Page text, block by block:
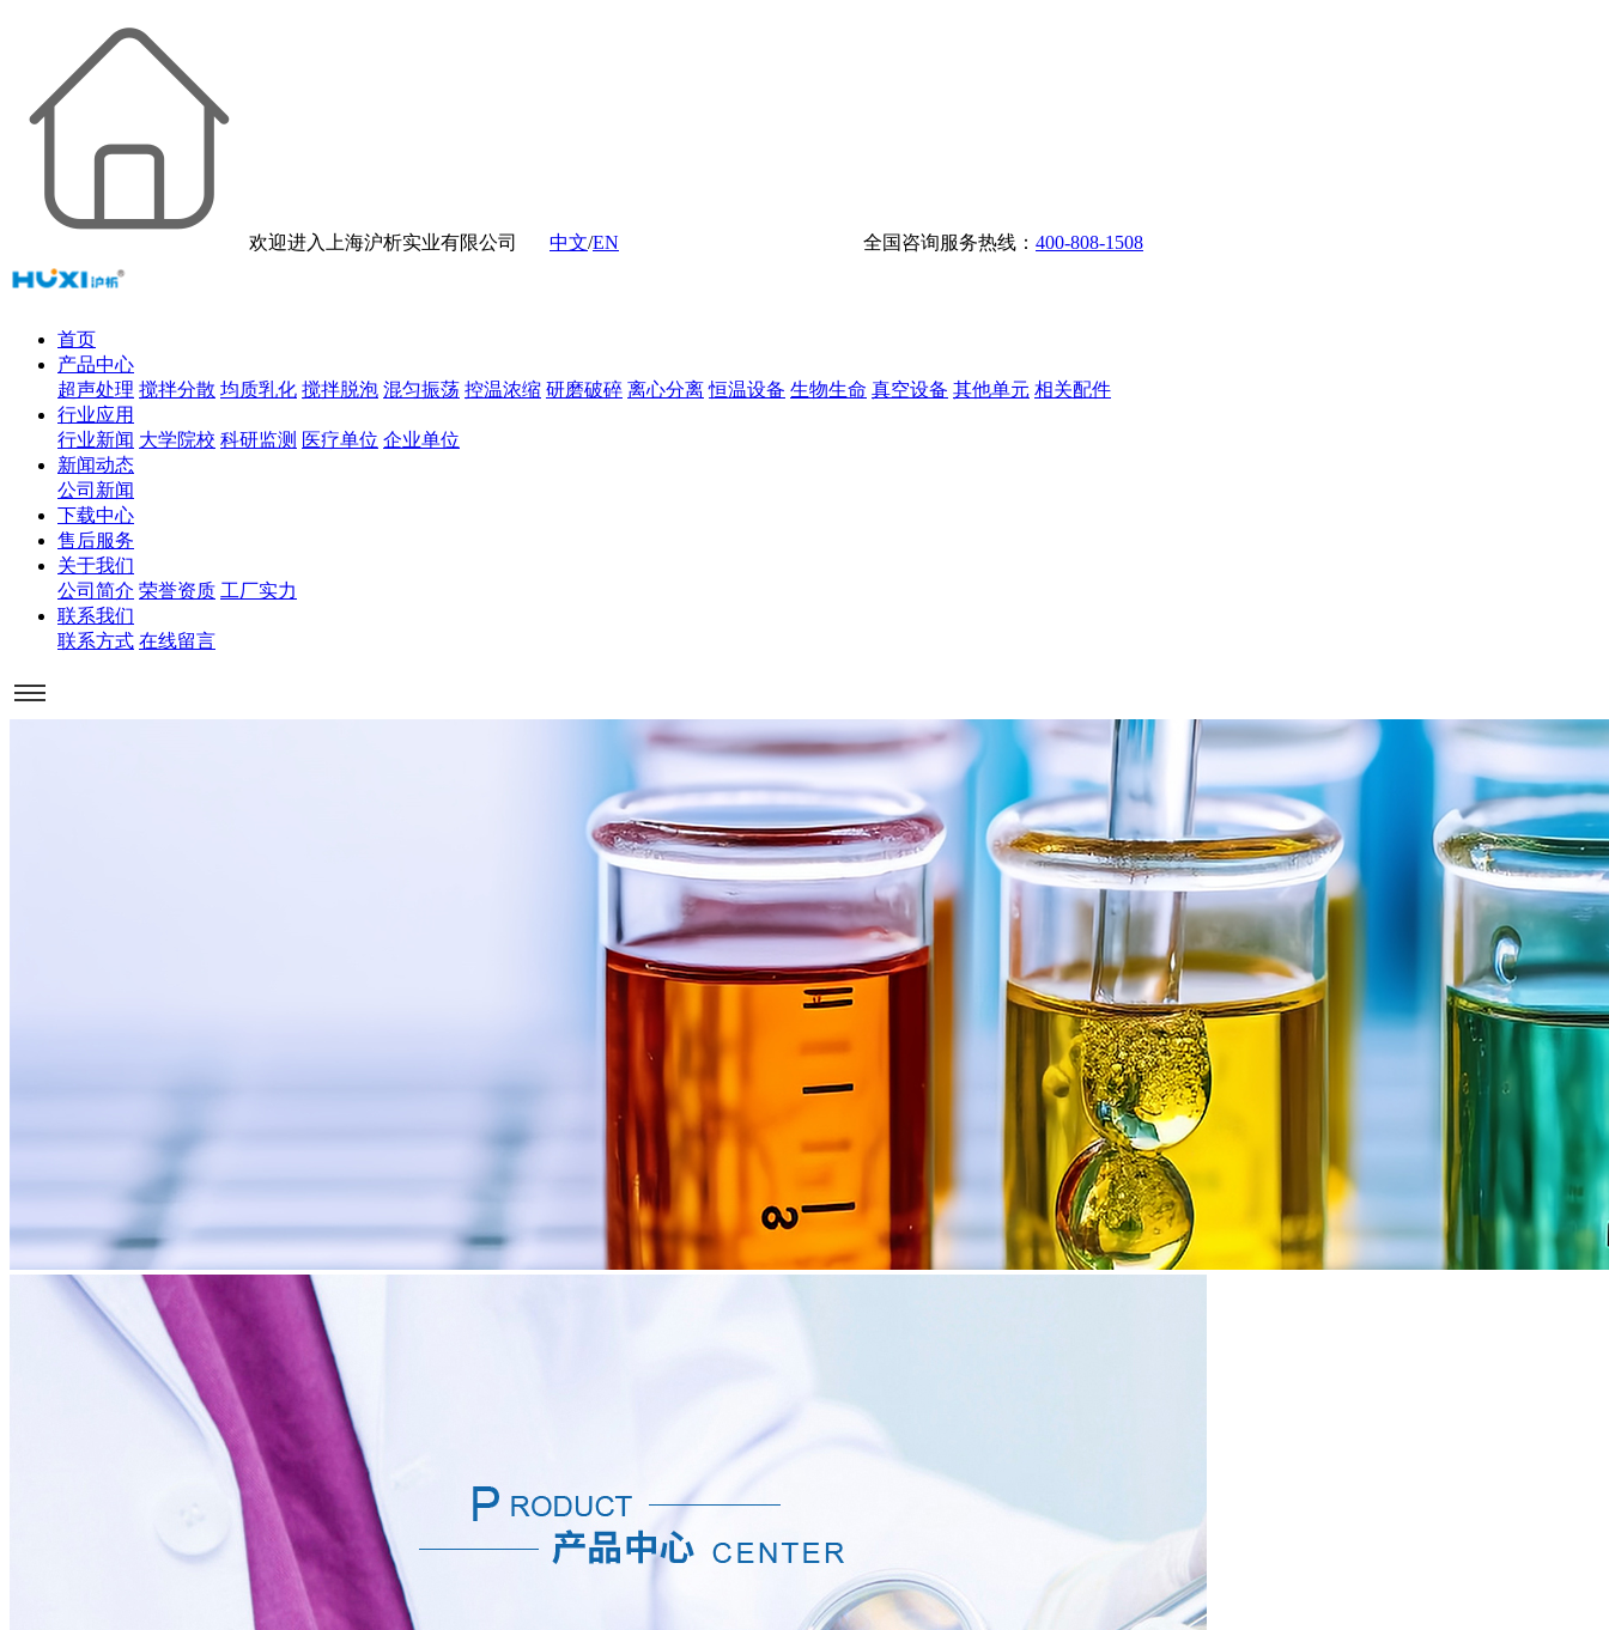
欢迎进入上海沪析实业有限公司 中文/EN 全国咨询服务热线： 400-808-1508
首页
产品中心
超声处理 搅拌分散 均质乳化 搅拌脱泡 混匀振荡 控温浓缩 研磨破碎 离心分离 恒温设备 生物生命 真空设备 其他单元 相关配件
行业应用
行业新闻 大学院校 科研监测 医疗单位 企业单位
新闻动态
公司新闻
下载中心
售后服务
关于我们
公司简介 荣誉资质 工厂实力
联系我们
联系方式 在线留言